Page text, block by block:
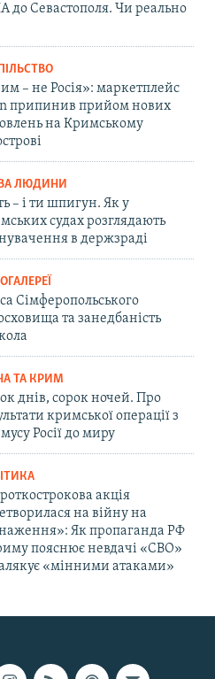
до Севастополя. Чи реально
– не Росія»: маркетплейс
припинив прийом нових
на Кримському
ЛЮДИНИ
– і ти шпигун. Як у
судах розглядають
в держзраді
Сімферопольського
та занедбаність
ТА КРИМ
днів, сорок ночей. Про
кримської операції з
Росії до миру
акція
на війну на
Як пропаганда РФ
пояснює невдачі «СВО»
«мінними атаками»